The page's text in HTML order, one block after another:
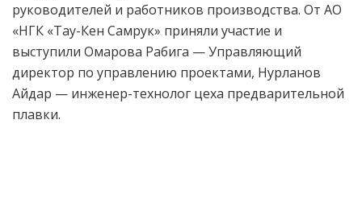
руководителей и работников производства. От АО
«НГК «Тау-Кен Самрук» приняли участие и
выступили Омарова Рабига — Управляющий
директор по управлению проектами, Нурланов
Айдар — инженер-технолог цеха предварительной
плавки.